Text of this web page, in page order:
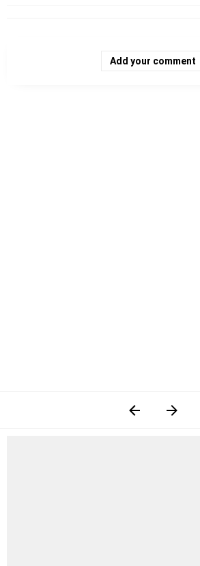
Add your comment